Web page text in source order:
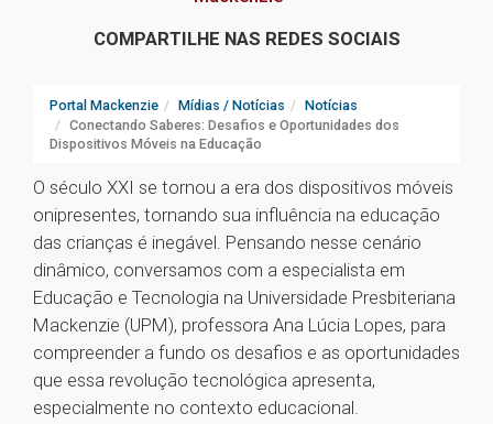
COMPARTILHE NAS REDES SOCIAIS
Portal Mackenzie Mídias / Notícias
Notícias
Conectando Saberes: Desafios e Oportunidades dos
Dispositivos Móveis na Educação
O século XXI se tornou a era dos dispositivos móveis
onipresentes, tornando sua influência na educação
das crianças é inegável. Pensando nesse cenário
dinâmico, conversamos com a especialista em
Educação e Tecnologia na Universidade Presbiteriana
Mackenzie (UPM), professora Ana Lúcia Lopes, para
compreender a fundo os desafios e as oportunidades
que essa revolução tecnológica apresenta,
especialmente no contexto educacional.